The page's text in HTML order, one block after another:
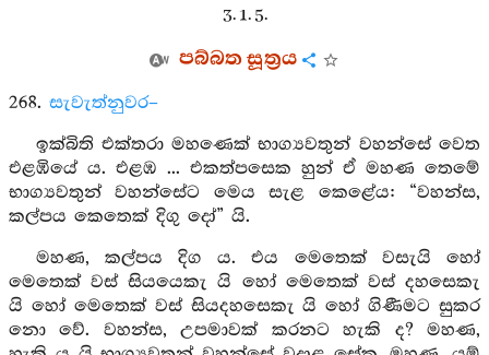
3. 1. 5.
පබ්බත සූත්‍රය
268. සැවැත්නුවර–
ඉක්බිති එක්තරා මහණෙක් භාග්‍යවතුන් වහන්සේ වෙත
එළඹියේ ය. එළඹ ... එකත්පසෙක හුන් ඒ මහණ තෙමේ
භාග්‍යවතුන් වහන්සේට මෙය සැළ කෙළේය: “වහන්ස,
කල්පය කෙතෙක් දිගු දෝ” යි.
මහණ, කල්පය දිග ය. එය මෙතෙක් වසැයි හෝ
මෙතෙක් වස් සියයෙකැ යි හෝ මෙතෙක් වස් දහසෙකැ
යි හෝ මෙතෙක් වස් සියදහසෙකැ යි හෝ ගිණීමට සුකර
නො වේ. වහන්ස, උපමාවක් කරනට හැකි ද? මහණ,